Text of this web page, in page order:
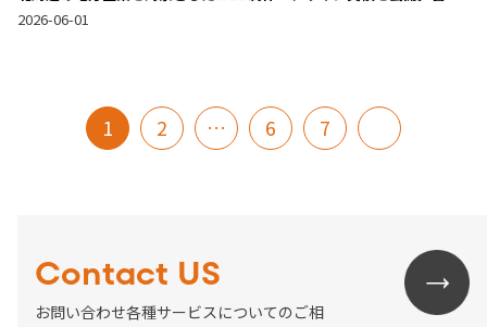
野・ニセコ・札幌など地域密着のDX総合支援を強化
2026-06-01
1 2 … 6 7
Contact US
お問い合わせ各種サービスについてのご相